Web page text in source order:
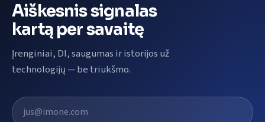
Aiškesnis signalas
kartą per savaitę
Įrenginiai, DI, saugumas ir istorijos už
technologijų — be triukšmo.
El. pašto adresas